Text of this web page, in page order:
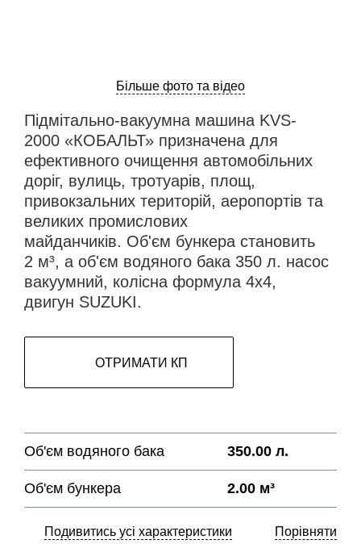
Більше фото та відео
Підмітально-вакуумна машина KVS-
2000 «КОБАЛЬТ» призначена для
ефективного очищення автомобільних
доріг, вулиць, тротуарів, площ,
привокзальних територій, аеропортів та
великих промислових
майданчиків. Об'єм бункера становить
2 м³, а об'єм водяного бака 350 л. насос
вакуумний, колісна формула 4х4,
двигун SUZUKI.
ОТРИМАТИ КП
Об'єм водяного бака 350.00 л.
Об'єм бункера 2.00 м³
Подивитись усі характеристики Порівняти